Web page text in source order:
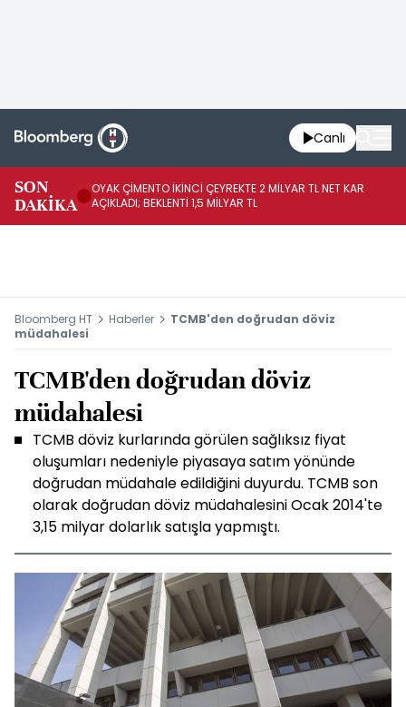
Canlı
SON
DAKİKA
OYAK ÇİMENTO İKİNCİ ÇEYREKTE 2 MİLYAR TL NET KAR
AÇIKLADI; BEKLENTİ 1,5 MİLYAR TL
Bloomberg HT Haberler
TCMB'den doğrudan döviz
müdahalesi
TCMB'den doğrudan döviz
müdahalesi
TCMB döviz kurlarında görülen sağlıksız fiyat
oluşumları nedeniyle piyasaya satım yönünde
doğrudan müdahale edildiğini duyurdu. TCMB son
olarak doğrudan döviz müdahalesini Ocak 2014'te
3,15 milyar dolarlık satışla yapmıştı.